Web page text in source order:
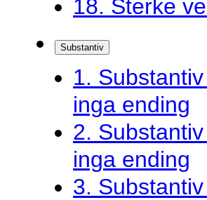
18. Sterke
Substantiv
1.
inga ending
2.
inga ending
3.